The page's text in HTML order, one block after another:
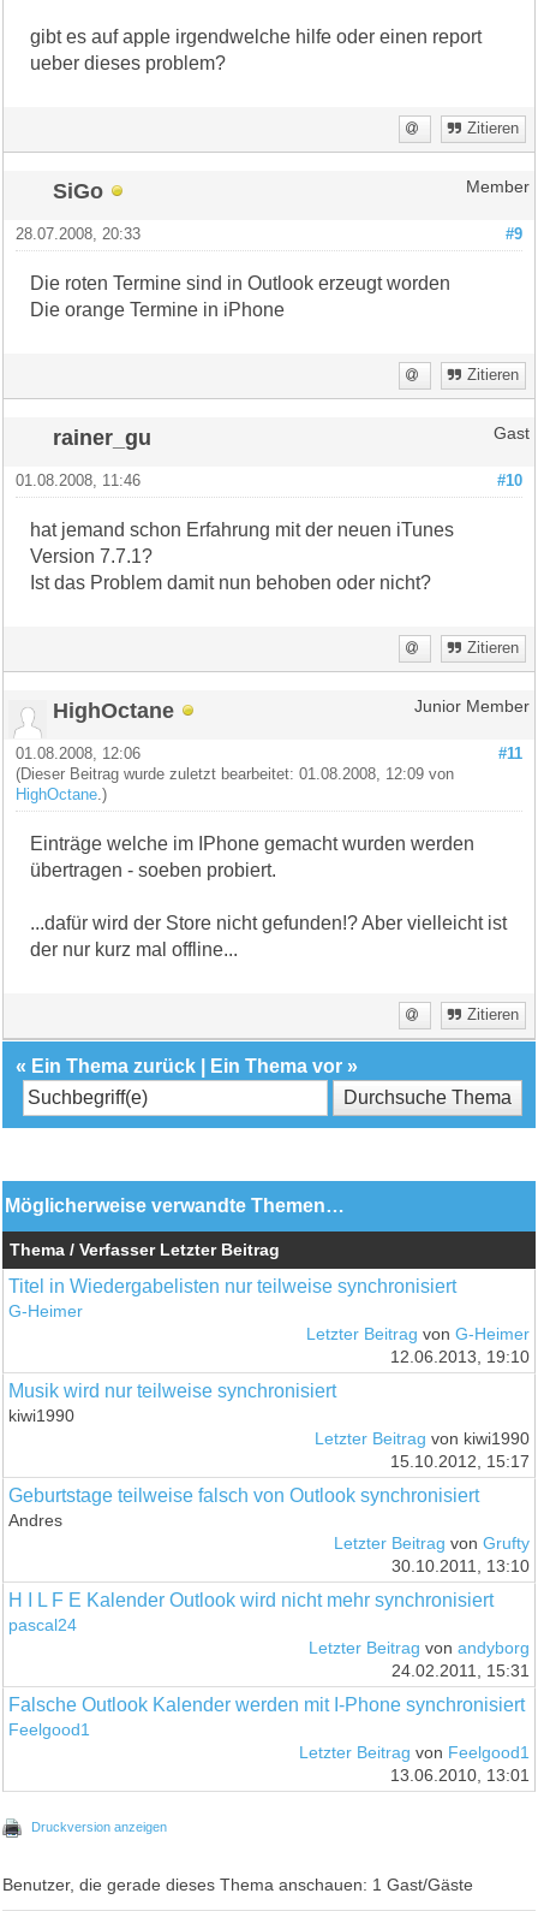
gibt es auf apple irgendwelche hilfe oder einen report
ueber dieses problem?
Zitieren
SiGo Member
#9
28.07.2008, 20:33
Die roten Termine sind in Outlook erzeugt worden
Die orange Termine in iPhone
Zitieren
rainer_gu Gast
#10
01.08.2008, 11:46
hat jemand schon Erfahrung mit der neuen iTunes
Version 7.7.1?
Ist das Problem damit nun behoben oder nicht?
Zitieren
HighOctane Junior Member
#11
01.08.2008, 12:06
(Dieser Beitrag wurde zuletzt bearbeitet: 01.08.2008, 12:09 von
HighOctane .)
Einträge welche im IPhone gemacht wurden werden
übertragen - soeben probiert.
...dafür wird der Store nicht gefunden!? Aber vielleicht ist
der nur kurz mal offline...
Zitieren
« Ein Thema zurück Ein Thema vor »
Möglicherweise verwandte Themen…
Thema / Verfasser Letzter Beitrag
Titel in Wiedergabelisten nur teilweise synchronisiert
G-Heimer
Letzter Beitrag von G-Heimer
12.06.2013, 19:10
Musik wird nur teilweise synchronisiert
kiwi1990
Letzter Beitrag von kiwi1990
15.10.2012, 15:17
Geburtstage teilweise falsch von Outlook synchronisiert
Andres
Letzter Beitrag von Grufty
30.10.2011, 13:10
H I L F E Kalender Outlook wird nicht mehr synchronisiert
pascal24
Letzter Beitrag von andyborg
24.02.2011, 15:31
Falsche Outlook Kalender werden mit I-Phone synchronisiert
Feelgood1
Letzter Beitrag von Feelgood1
13.06.2010, 13:01
Druckversion anzeigen
Benutzer, die gerade dieses Thema anschauen: 1 Gast/Gäste